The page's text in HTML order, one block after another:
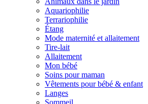
Aquariophilie
Terrariophilie
Étang
Mode maternité et allaitement
Tire-lait
Allaitement
Mon bébé
Soins pour maman
Vêtements pour bébé & enfant
Langes
Sommeil